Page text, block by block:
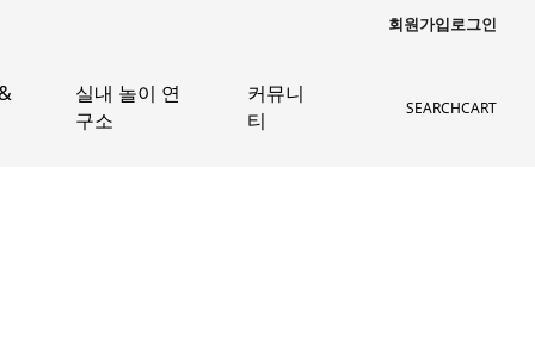
회원가입로그인
실내 놀이 연
구소
커뮤니
티
SEARCHCART